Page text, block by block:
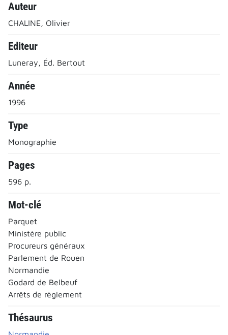
Auteur
CHALINE, Olivier
Editeur
Luneray, Éd. Bertout
Année
1996
Type
Monographie
Pages
596 p.
Mot-clé
Parquet
Ministère public
Procureurs généraux
Parlement de Rouen
Normandie
Godard de Belbeuf
Arrêts de règlement
Thésaurus